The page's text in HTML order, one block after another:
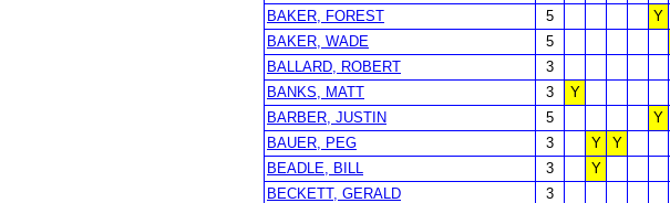
BAKER, FOREST
5 Y
BAKER, WADE
5
BALLARD, ROBERT
3
BANKS, MATT
3 Y
BARBER, JUSTIN
5 Y
BAUER, PEG
3 Y Y
BEADLE, BILL
3 Y
BECKETT, GERALD
3